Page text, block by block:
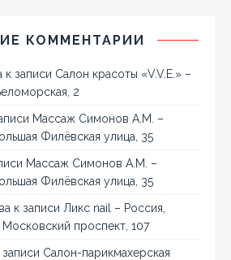
КОММЕНТАРИИ
к записи Салон красоты «V.V.E.» –
2
Массаж Симонов А.М. –
Филёвская улица, 35
Массаж Симонов А.М. –
Филёвская улица, 35
к записи Ликс nail – Россия,
проспект, 107
записи Салон-парикмахерская